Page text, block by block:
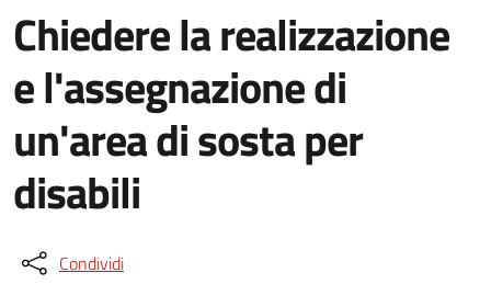
Chiedere la realizzazione
e l'assegnazione di
un'area di sosta per
disabili
Condividi